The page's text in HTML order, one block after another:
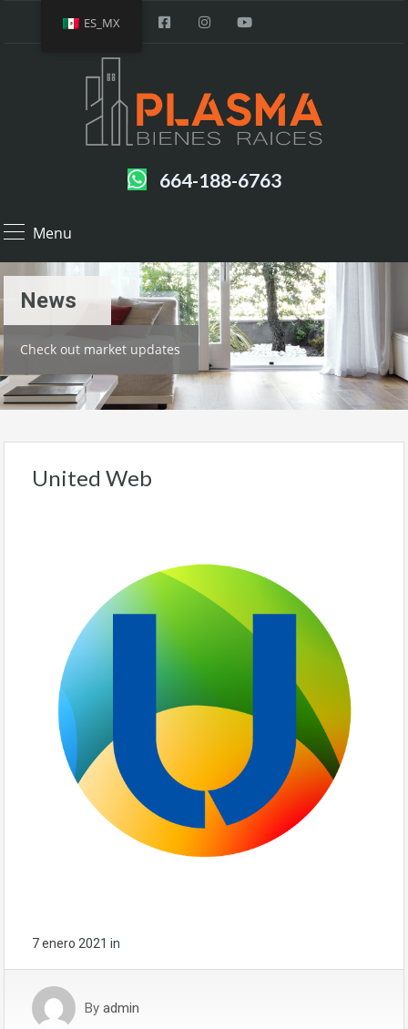
664-188-6763
Menu
News
Check out market updates
United Web
7 enero 2021 in
By admin
ES_MX